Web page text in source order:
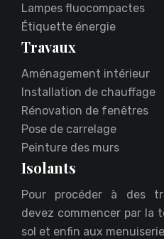
Lampes fluocompactes
Étiquette énergie
Travaux
Aménagement intérieur
Installation de chauffage
Rénovation de fenêtres
Pose de carrelage
Peinture des murs
Isolants
Pour procéder à des
devez commencer par la
sol et enfin aux